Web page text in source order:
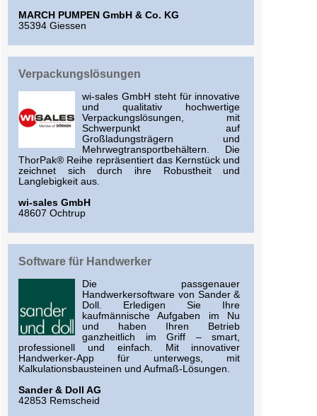
MARCH PUMPEN GmbH & Co. KG
35394 Giessen
Verpackungslösungen
wi-sales GmbH steht für innovative
und qualitativ hochwertige
Verpackungslösungen, mit
Schwerpunkt auf
Großladungsträgern und
Mehrwegtransportbehältern. Die
ThorPak® Reihe repräsentiert das Kernstück und
zeichnet sich durch ihre Robustheit und
Langlebigkeit aus.
wi-sales GmbH
48607 Ochtrup
Software für Handwerker
Die passgenauer
Handwerkersoftware von Sander &
Doll. Erledigen Sie Ihre
kaufmännische Aufgaben im Nu
und haben Ihren Betrieb
ganzheitlich im Griff – smart,
professionell und einfach. Mit innovativer
Handwerker-App für unterwegs, mit
Kalkulationsbausteinen und Aufmaß-Lösungen.
Sander & Doll AG
42853 Remscheid